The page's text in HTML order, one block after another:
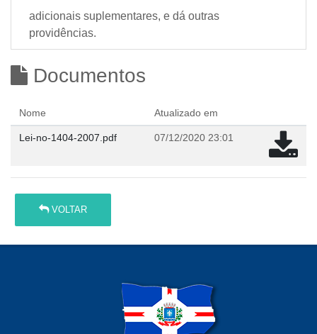
adicionais suplementares, e dá outras
providências.
Documentos
Nome Atualizado em
Lei-no-1404-2007.pdf 07/12/2020 23:01
VOLTAR